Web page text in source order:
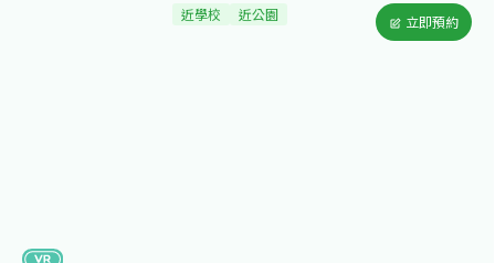
近學校 近公園 立即預約